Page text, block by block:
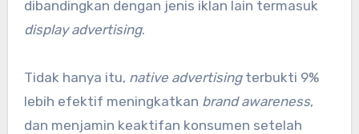
dibandingkan dengan jenis iklan lain termasuk
display advertising.
Tidak hanya itu, native advertisingterbukti 9%
lebih efektif meningkatkan brand awareness,
dan menjamin keaktifan konsumen setelah